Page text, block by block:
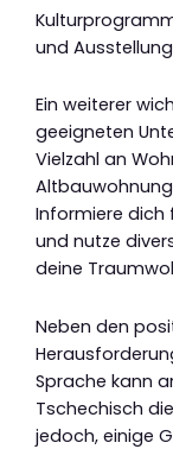
und
Ein weiterer
geeigneten
Vielzahl an
Informiere dich
und nutze
deine
Neben den
Sprache kann
Tschechisch
jedoch, einige